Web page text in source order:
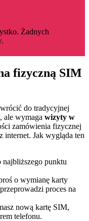
Żadnych
fizyczną SIM
do tradycyjnej
ale wymaga wizyty w
zamówienia fizycznej
Jak wygląda ten
punktu
o wymianę karty
proces na
nową kartę SIM,
telefonu.